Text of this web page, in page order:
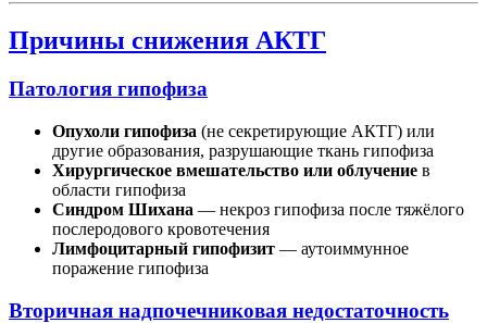
Причины снижения АКТГ
Патология гипофиза
Опухоли гипофиза (не секретирующие АКТГ) или
другие образования, разрушающие ткань гипофиза
Хирургическое вмешательство или облучение в
области гипофиза
Синдром Шихана — некроз гипофиза после тяжёлого
послеродового кровотечения
Лимфоцитарный гипофизит — аутоиммунное
поражение гипофиза
Вторичная надпочечниковая недостаточность